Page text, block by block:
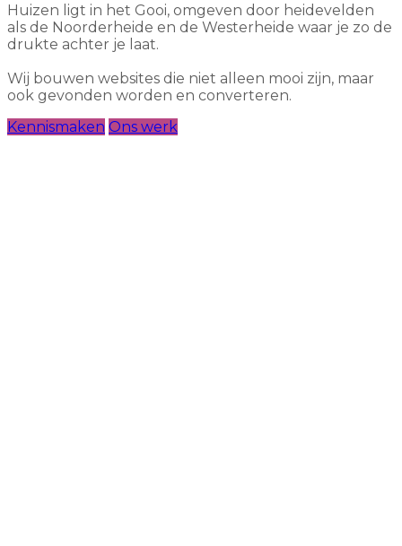
Huizen ligt in het Gooi, omgeven door heidevelden
als de Noorderheide en de Westerheide waar je zo de
drukte achter je laat.
Wij bouwen websites die niet alleen mooi zijn, maar
ook gevonden worden en converteren.
Kennismaken Ons werk